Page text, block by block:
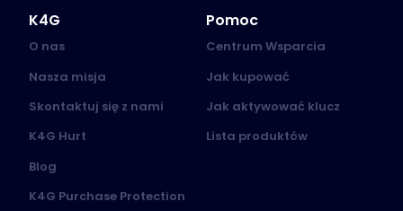
K4G
O nas
Nasza misja
Skontaktuj się z nami
K4G Hurt
Blog
K4G Purchase Protection
Pomoc
Centrum Wsparcia
Jak kupować
Jak aktywować klucz
Lista produktów